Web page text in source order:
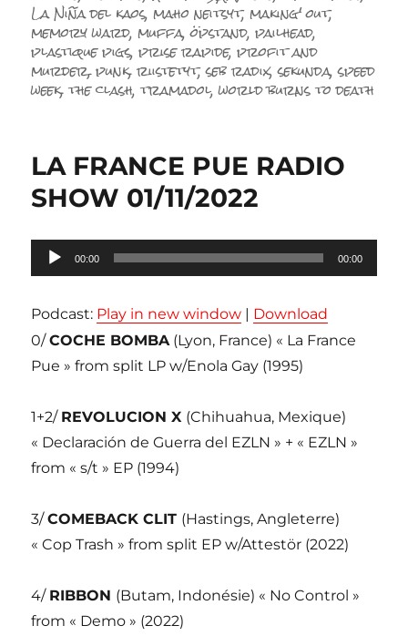
La Niña del kaos,maho neitsyt,making' out,
memory ward,muffa,öpstand,pailhead,
plastique pigs,prise rapide,profit and
murder,punk,riistetyt,seb radix,sekunda,speed
week,the clash,tramadol,world burns to death
LA FRANCE PUE RADIO
SHOW 01/11/2022
Lecteur
audio
00:00 00:00
Podcast: Play in new window | Download
0/COCHE BOMBA(Lyon, France) « La France
Pue » from split LP w/Enola Gay (1995)
1+2/ REVOLUCION X (Chihuahua, Mexique)
« Declaración de Guerra del EZLN » + « EZLN »
from « s/t » EP (1994)
3/COMEBACK CLIT (Hastings, Angleterre)
« Cop Trash » from split EP w/Attestör (2022)
4/ RIBBON (Butam, Indonésie) « No Control »
from « Demo » (2022)